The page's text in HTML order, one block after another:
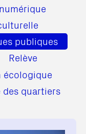
publiques
Relève
écologique
quartiers